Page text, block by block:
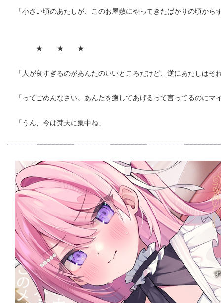
「小さい頃のあたしが、このお屋敷にやってきたばかりの頃か
★ ★ ★
「人が良すぎるのがあんたのいいところだけど、逆にあたしはそ
「ってごめんなさい。あんたを癒してあげるって言ってるのにマ
「うん、今は梵天に集中ね」